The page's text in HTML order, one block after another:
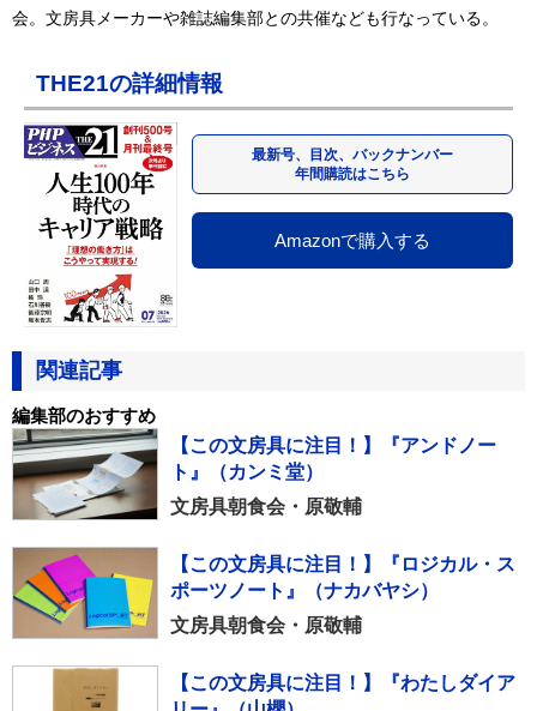
会。文房具メーカーや雑誌編集部との共催なども行なっている。
THE21の詳細情報
最新号、目次、バックナンバー
年間購読はこちら
Amazonで購入する
関連記事
編集部のおすすめ
【この文房具に注目！】『アンドノー
ト』（カンミ堂）
文房具朝食会・原敬輔
【この文房具に注目！】『ロジカル・ス
ポーツノート』（ナカバヤシ）
文房具朝食会・原敬輔
【この文房具に注目！】『わたしダイア